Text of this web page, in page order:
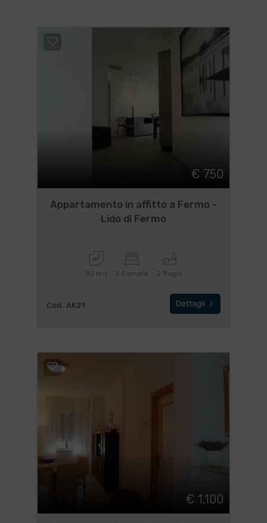
€ 750
Appartamento in affitto a Fermo -
Lido di Fermo
82 mq 2 Camere 2 Bagni
Cod. AK21 Dettagli
€ 1.100